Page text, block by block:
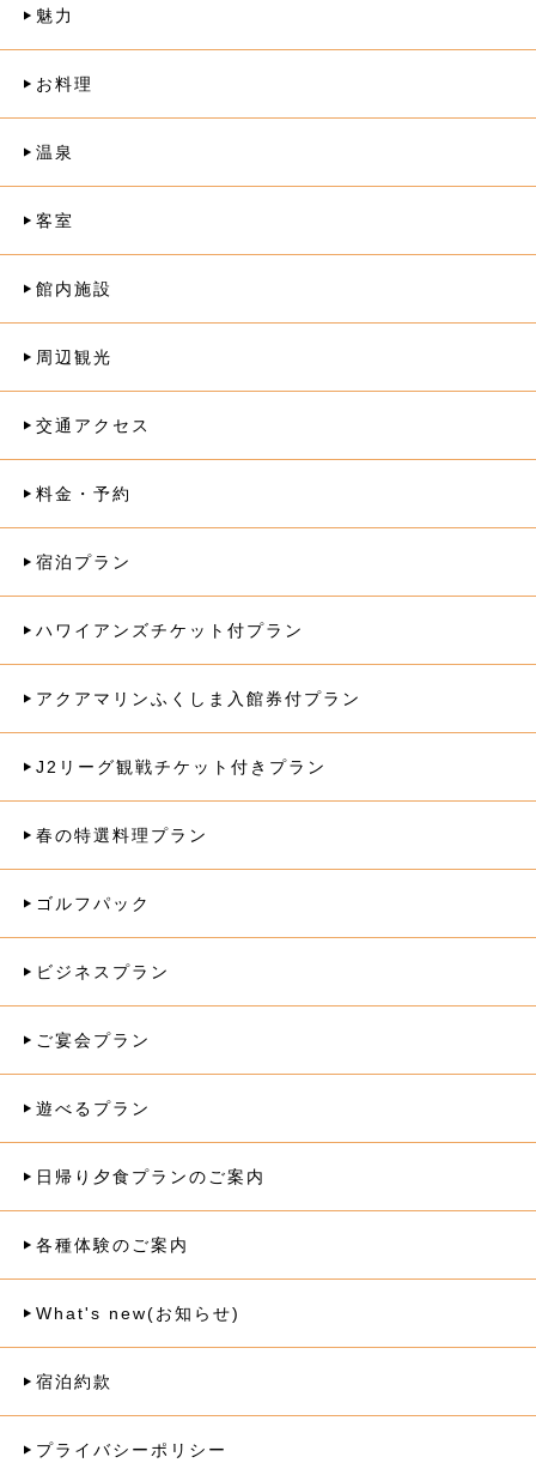
魅力
お料理
温泉
客室
館内施設
周辺観光
交通アクセス
料金・予約
宿泊プラン
ハワイアンズチケット付プラン
アクアマリンふくしま入館券付プラン
J2リーグ観戦チケット付きプラン
春の特選料理プラン
ゴルフパック
ビジネスプラン
ご宴会プラン
遊べるプラン
日帰り夕食プランのご案内
各種体験のご案内
What's new(お知らせ)
宿泊約款
プライバシーポリシー